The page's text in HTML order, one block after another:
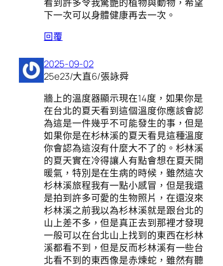
下一次可以身體健康再去一次。
回覆
2025-09-02
25e23/大直6/張詠舜
牆上的溫度器顯示現在14度，如果你是
在台北的夏天看到這個溫度你應該會認
為這是一件幾乎不可能發生的事，但是
如果你是在杉林溪的夏天看見這種溫度
你會認為這沒有什麼大不了的。杉林溪
的夏天實在冷得讓人有點會想在夏天開
暖氣，特別是在生病的時候，雖然這次
杉林溪旅程我有一點小感冒，但是我還
是拍到許多可愛的生物照片，在還沒來
杉林溪之前我以為杉林溪就是跟台北的
山上差不多，但是真正去到那裡才發現
一般可以在台北山上找到的東西在杉林
溪都看不到，但是反而杉林溪有一些台
北看不到的東西像是赤煉蛇，雖然有聽